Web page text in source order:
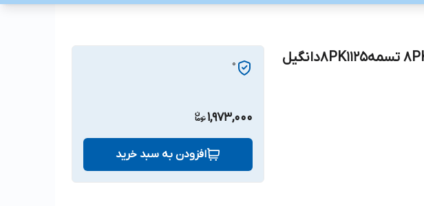
8PK1125 BELT DONGIL SUPER STAR تسمه8PK1125دانگیل
0
1,973,000
افزودن به سبد خرید